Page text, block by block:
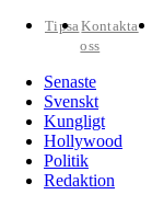
TipsaKontakta
oss
Senaste
Svenskt
Kungligt
Hollywood
Politik
Redaktion